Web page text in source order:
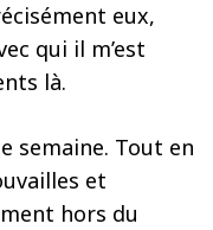
eux,
qui il m’est
là.
semaine. Tout en
et
hors du